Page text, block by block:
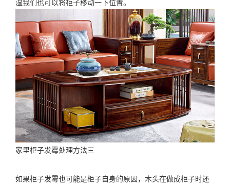
湿我们也可以将柜子移动一下位置。
家里柜子发霉处理方法三
如果柜子发霉也可能是柜子自身的原因，木头在做成柜子时还